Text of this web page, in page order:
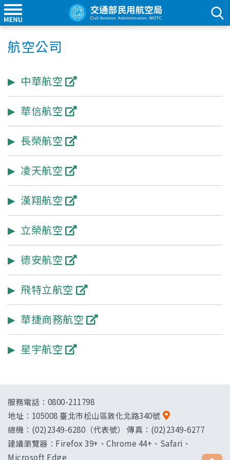
航空公司
中華航空
華信航空
長榮航空
凌天航空
漢翔航空
立榮航空
德安航空
飛特立航空
華捷商務航空
星宇航空
服務電話：0800-211798
地址： 105008 臺北市松山區敦化北路340號
總機：(02)2349-6280（代表號） 傳真：(02)2349-6277
建議瀏覽器：Firefox 39+、Chrome 44+、Safari、
Microsoft Edge